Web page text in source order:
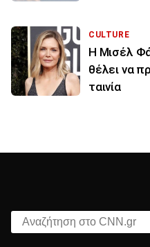
CULTURE
Η Μισέλ
θέλει να
ταινία
Αναζήτηση στο CNN.gr